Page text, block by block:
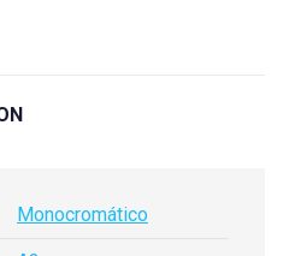
Monocromático